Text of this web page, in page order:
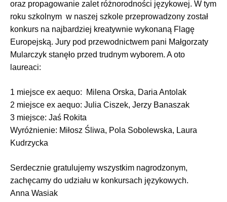
oraz propagowanie zalet różnorodności językowej. W tym
roku szkolnym w naszej szkole przeprowadzony został
konkurs na najbardziej kreatywnie wykonaną Flagę
Europejską. Jury pod przewodnictwem pani Małgorzaty
Mularczyk stanęło przed trudnym wyborem. A oto
laureaci:
1 miejsce ex aequo: Milena Orska, Daria Antolak
2 miejsce ex aequo: Julia Ciszek, Jerzy Banaszak
3 miejsce: Jaś Rokita
Wyróżnienie: Miłosz Śliwa, Pola Sobolewska, Laura
Kudrzycka
Serdecznie gratulujemy wszystkim nagrodzonym,
zachęcamy do udziału w konkursach językowych.
Anna Wasiak